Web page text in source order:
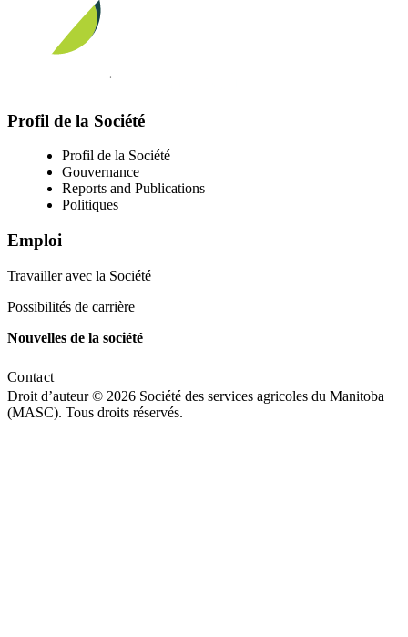
Profil de la Société
Profil de la Société
Gouvernance
Reports and Publications
Politiques
Emploi
Travailler avec la Société
Possibilités de carrière
Nouvelles de la société
Contact
Droit d’auteur © 2026 Société des services agricoles du Manitoba
(MASC). Tous droits réservés.